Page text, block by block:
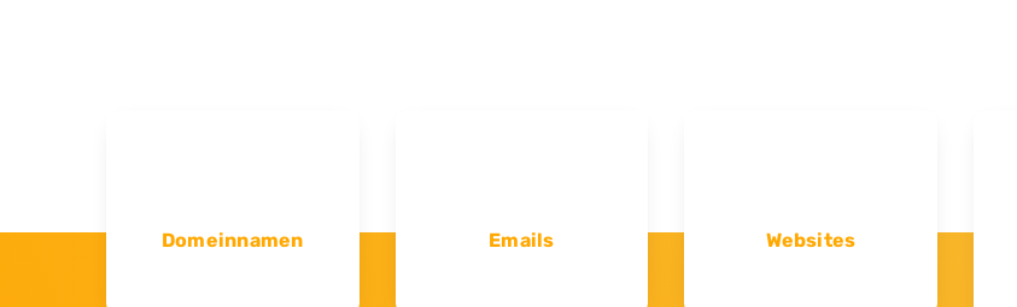
Domeinnamen Emails
Websites